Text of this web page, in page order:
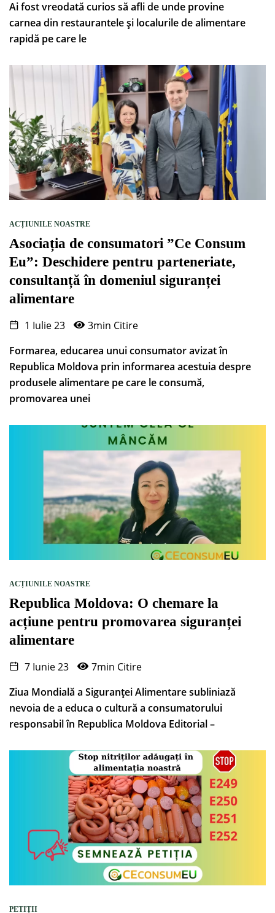
Ai fost vreodată curios să afli de unde provine
carnea din restaurantele și localurile de alimentare
rapidă pe care le
ACȚIUNILE NOASTRE
Asociația de consumatori ”Ce Consum
Eu”: Deschidere pentru parteneriate,
consultanță în domeniul siguranței
alimentare
1 Iulie 23
3min Citire
Formarea, educarea unui consumator avizat în
Republica Moldova prin informarea acestuia despre
produsele alimentare pe care le consumă,
promovarea unei
ACȚIUNILE NOASTRE
Republica Moldova: O chemare la
acțiune pentru promovarea siguranței
alimentare
7 Iunie 23
7min Citire
Ziua Mondială a Siguranței Alimentare subliniază
nevoia de a educa o cultură a consumatorului
responsabil în Republica Moldova Editorial –
PETIȚII